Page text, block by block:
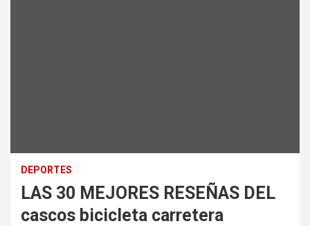
DEPORTES
LAS 30 MEJORES RESEÑAS DEL
cascos bicicleta carretera